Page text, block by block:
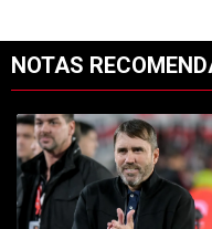
NOTAS
Un artículo de tendencia